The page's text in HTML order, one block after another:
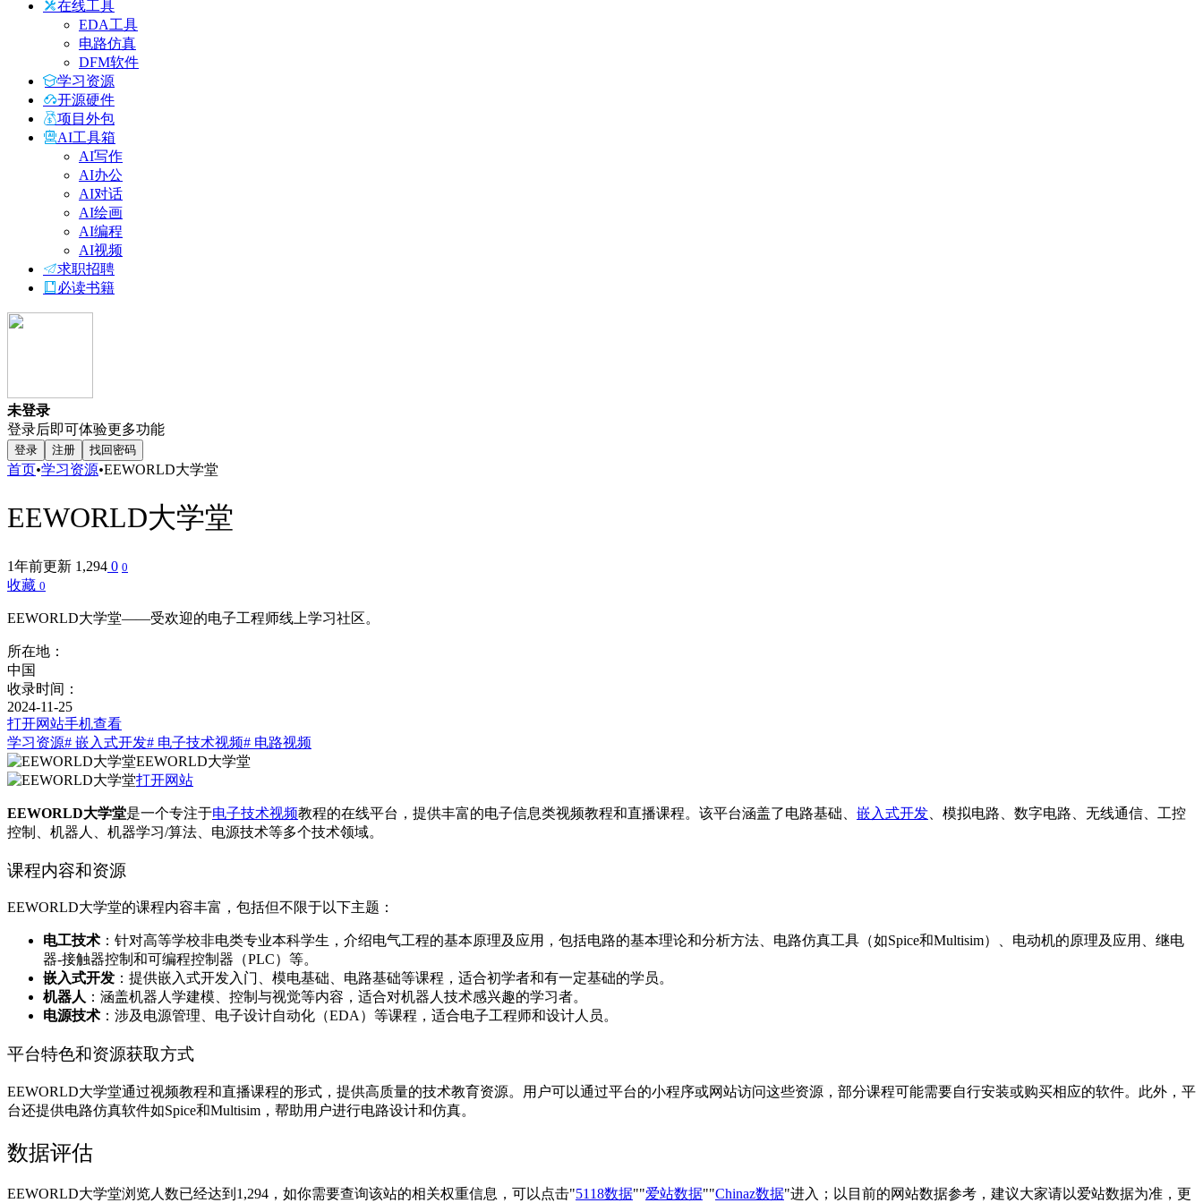
在线工具
EDA工具
电路仿真
DFM软件
学习资源
开源硬件
项目外包
AI工具箱
AI写作
AI办公
AI对话
AI绘画
AI编程
AI视频
求职招聘
必读书籍
未登录
登录后即可体验更多功能
登录 注册 找回密码
首页•学习资源•EEWORLD大学堂
EEWORLD大学堂
1年前更新 1,294 0 0
收藏 0
EEWORLD大学堂——受欢迎的电子工程师线上学习社区。
所在地：
中国
收录时间：
2024-11-25
打开网站手机查看
学习资源# 嵌入式开发# 电子技术视频# 电路视频
EEWORLD大学堂
打开网站
EEWORLD大学堂‌是一个专注于电子技术视频教程的在线平台，提供丰富的电子信息类视频教程和直播课程。该平台涵盖了电路基础、 嵌入式开发 、模拟电路、数字电路、无线通信、工控
控制、机器人、机器学习/算法、电源技术等多个技术领域‌。
课程内容和资源
EEWORLD大学堂的课程内容丰富，包括但不限于以下主题：
电工技术 ‌：针对高等学校非电类专业本科学生，介绍电气工程的基本原理及应用，包括电路的基本理论和分析方法、电路仿真工具（如Spice和Multisim）、电动机的原理及应用、继电
器-接触器控制和可编程控制器（PLC）等‌。
嵌入式开发 ‌：提供嵌入式开发入门、模电基础、电路基础等课程，适合初学者和有一定基础的学员‌。
机器人 ‌：涵盖机器人学建模、控制与视觉等内容，适合对机器人技术感兴趣的学习者‌。
电源技术 ‌：涉及电源管理、电子设计自动化（EDA）等课程，适合电子工程师和设计人员‌。
平台特色和资源获取方式
EEWORLD大学堂通过视频教程和直播课程的形式，提供高质量的技术教育资源。用户可以通过平台的小程序或网站访问这些资源，部分课程可能需要自行安装或购买相应的软件。此外，平
台还提供电路仿真软件如Spice和Multisim，帮助用户进行电路设计和仿真‌。
数据评估
EEWORLD大学堂浏览人数已经达到1,294，如你需要查询该站的相关权重信息，可以点击"5118数据""爱站数据""Chinaz数据"进入；以目前的网站数据参考，建议大家请以爱站数据为准，更